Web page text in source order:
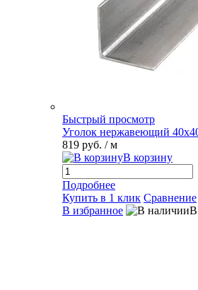
Быстрый просмотр
Уголок нержавеющий
819 руб. / м
В корзину
Подробнее
Купить в 1 клик Сравнение
В избранное
В